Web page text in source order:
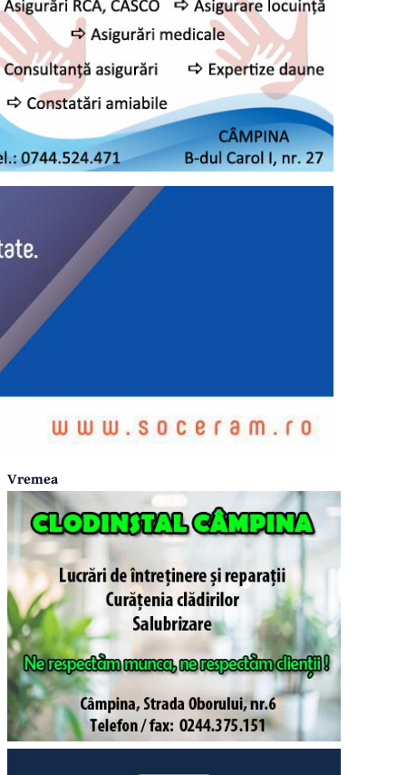
Vremea